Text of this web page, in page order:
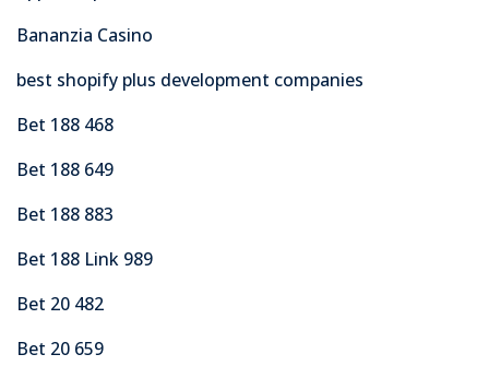
Bananzia Casino
best shopify plus development companies
Bet 188 468
Bet 188 649
Bet 188 883
Bet 188 Link 989
Bet 20 482
Bet 20 659